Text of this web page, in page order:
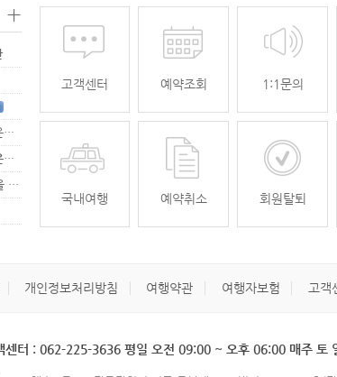
+
[무안공항 활성화-2탄] 여강[리장] 전세기 홍보 이벤트 "행운에 주인공…
[무안공항 활성화-2탄] 여강[리장] 전세기 홍보 이벤트 "행운에 주인공…
[무안공항 활성화] 가을전세기 홍보 이벤트 "행운에 주인공을 찾습니다."
고객센터 예약조회 1:1문의
국내여행 예약취소 회원탈퇴
개인정보처리방침 여행약관 여행자보험 고객
센터 : 062-225-3636 평일 오전 09:00 ~ 오후 06:00 매주 토